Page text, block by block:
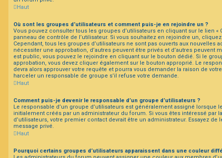
Haut
Où sont les groupes d’utilisateurs et comment puis-je en rejoindre un ?
Vous pouvez consulter tous les groupes d’utilisateurs en cliquant sur le lien «
panneau de contrôle de l’utilisateur. Si vous souhaitez en rejoindre un,
Cependant, tous les groupes d’utilisateurs ne sont pas ouverts aux nouvelles
nécessiter une approbation, d’autres peuvent être privés et d’autres peuvent
est public, vous pouvez le rejoindre en cliquant sur le bouton dédié. Si le
approbation, vous devez cliquer également sur le bouton approprié. Le
devra alors approuver votre requête et pourra vous demander la raison de
harceler un responsable de groupe s’il refuse votre demande.
Haut
Comment puis-je devenir le responsable d’un groupe d’utilisateurs ?
Le responsable d’un groupe d’utilisateurs est généralement assigné lorsque
initialement créés par un administrateur du forum. Si vous êtes intéressé par
d’utilisateurs, votre premier contact devrait être un administrateur. Essayez de
message privé.
Haut
Pourquoi certains groupes d’utilisateurs apparaissent dans une couleur